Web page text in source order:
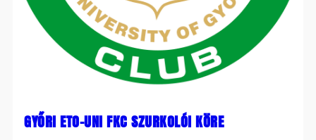
GYŐRI ETO-UNI FKC SZURKOLÓI KÖRE